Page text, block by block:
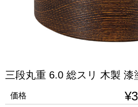
三段丸重 6.0 総スリ 木製 漆
価格